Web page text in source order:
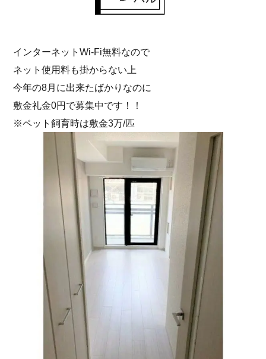
インターネットWi-Fi無料なので
ネット使用料も掛からない上
今年の8月に出来たばかりなのに
敷金礼金0円で募集中です！！
※ペット飼育時は敷金3万/匹